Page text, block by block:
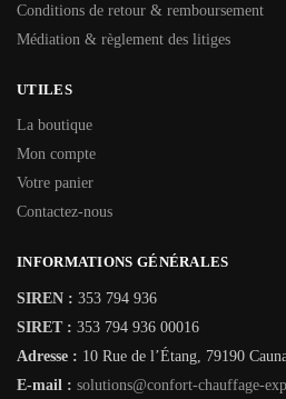
Conditions de retour & remboursement
Médiation & règlement des litiges
UTILES
La boutique
Mon compte
Votre panier
Contactez-nous
INFORMATIONS GÉNÉRALES
SIREN : 353 794 936
SIRET : 353 794 936 00016
Adresse : 10 Rue de l’Étang, 79190
E-mail : solutions@confort-chauffage-